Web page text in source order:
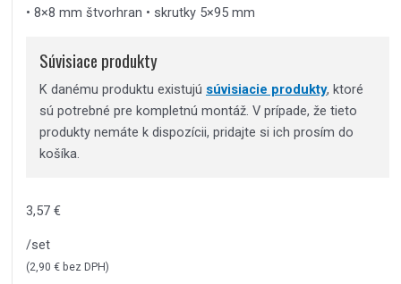
• 8×8 mm štvorhran • skrutky 5×95 mm
Súvisiace produkty
K danému produktu existujú súvisiacie produkty, ktoré
sú potrebné pre kompletnú montáž. V prípade, že tieto
produkty nemáte k dispozícii, pridajte si ich prosím do
košíka.
3,57 €
/set
(2,90 € bez DPH)